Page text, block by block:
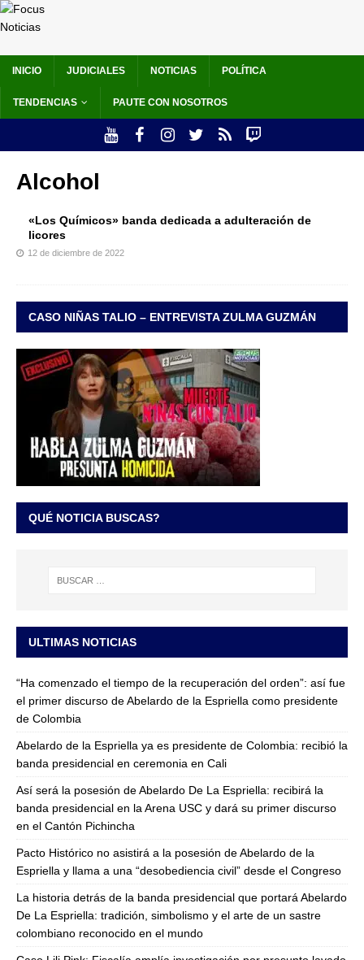
INICIO JUDICIALES NOTICIAS POLÍTICA
TENDENCIAS PAUTE CON NOSOTROS
Alcohol
«Los Químicos» banda dedicada a adulteración de
licores
12 de diciembre de 2022
CASO NIÑAS TALIO – ENTREVISTA ZULMA GUZMÁN
QUÉ NOTICIA BUSCAS?
ULTIMAS NOTICIAS
“Ha comenzado el tiempo de la recuperación del orden”: así fue
el primer discurso de Abelardo de la Espriella como presidente
de Colombia
Abelardo de la Espriella ya es presidente de Colombia: recibió la
banda presidencial en ceremonia en Cali
Así será la posesión de Abelardo De La Espriella: recibirá la
banda presidencial en la Arena USC y dará su primer discurso
en el Cantón Pichincha
Pacto Histórico no asistirá a la posesión de Abelardo de la
Espriella y llama a una “desobediencia civil” desde el Congreso
La historia detrás de la banda presidencial que portará Abelardo
De La Espriella: tradición, simbolismo y el arte de un sastre
colombiano reconocido en el mundo